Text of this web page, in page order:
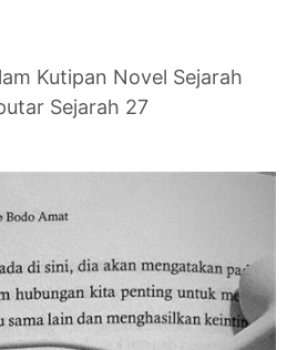
Kutipan Novel Sejarah
Sejarah 27